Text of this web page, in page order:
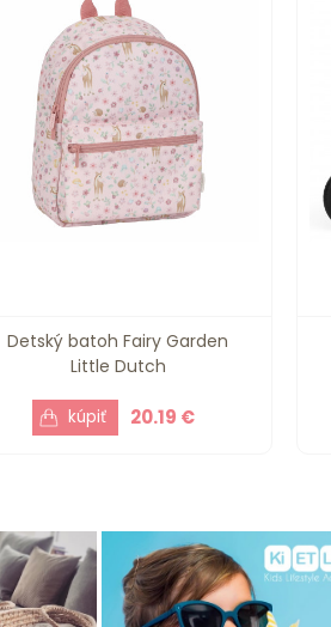
Detský batoh Fairy Garden
Little Dutch
20.19 €